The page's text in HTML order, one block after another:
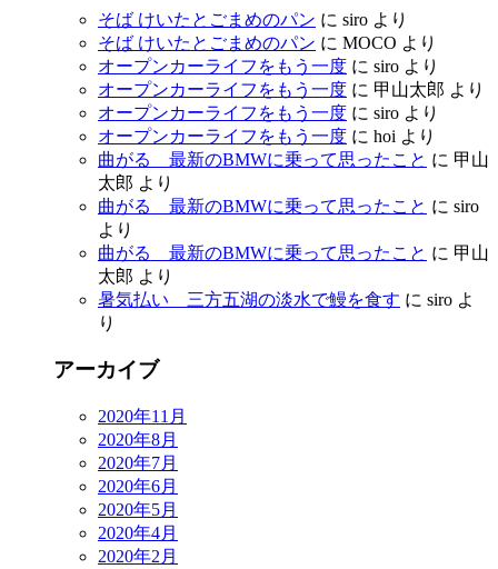
そば けいたとごまめのパン に siro より
そば けいたとごまめのパン に MOCO より
オープンカーライフをもう一度 に siro より
オープンカーライフをもう一度 に 甲山太郎 より
オープンカーライフをもう一度 に siro より
オープンカーライフをもう一度 に hoi より
曲がる 最新のBMWに乗って思ったこと に 甲山
太郎 より
曲がる 最新のBMWに乗って思ったこと に siro
より
曲がる 最新のBMWに乗って思ったこと に 甲山
太郎 より
暑気払い 三方五湖の淡水で鰻を食す に siro よ
り
アーカイブ
2020年11月
2020年8月
2020年7月
2020年6月
2020年5月
2020年4月
2020年2月